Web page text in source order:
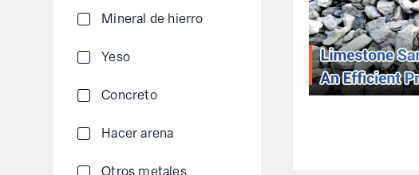
Mineral de hierro
Yeso
Concreto
Hacer arena
Otros metales